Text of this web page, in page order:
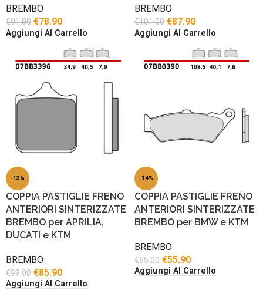
BREMBO
€91.00 €78.90
Aggiungi Al Carrello
BREMBO
€101.00 €87.90
Aggiungi Al Carrello
-13%
COPPIA PASTIGLIE FRENO
ANTERIORI SINTERIZZATE
BREMBO per APRILIA,
DUCATI e KTM
BREMBO
€99.00 €85.90
Aggiungi Al Carrello
-14%
COPPIA PASTIGLIE FRENO
ANTERIORI SINTERIZZATE
BREMBO per BMW e KTM
BREMBO
€65.00 €55.90
Aggiungi Al Carrello